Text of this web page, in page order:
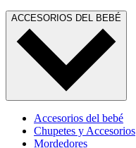
ACCESORIOS DEL BEBÉ
Accesorios del bebé
Chupetes y Accesorios
Mordedores